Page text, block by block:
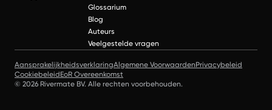
Glossarium
Blog
Auteurs
Veelgestelde vragen
AansprakelijkheidsverklaringAlgemene VoorwaardenPrivacybeleid
CookiebeleidEoR Overeenkomst
© 2026 Rivermate BV. Alle rechten voorbehouden.